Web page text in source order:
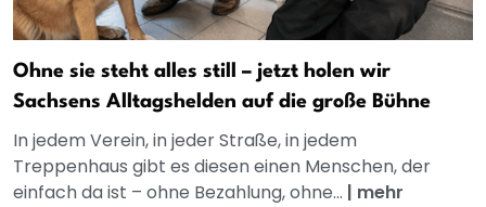
Ohne sie steht alles still – jetzt holen wir
Sachsens Alltagshelden auf die große Bühne
In jedem Verein, in jeder Straße, in jedem
Treppenhaus gibt es diesen einen Menschen, der
einfach da ist – ohne Bezahlung, ohne... | mehr